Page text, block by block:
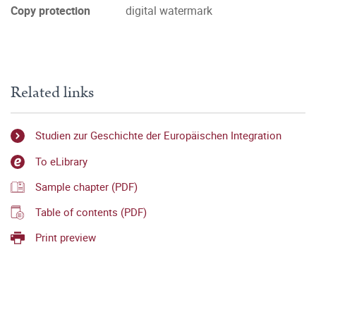
Copy protection
digital watermark
Related links
Studien zur Geschichte der Europäischen Integration
To eLibrary
Sample chapter (PDF)
Table of contents (PDF)
Print preview